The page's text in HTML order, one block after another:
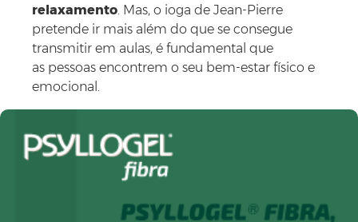
relaxamento. Mas, o ioga de Jean-Pierre
pretende ir mais além do que se consegue
transmitir em aulas, é fundamental que
as pessoas encontrem o seu bem-estar físico e
emocional.